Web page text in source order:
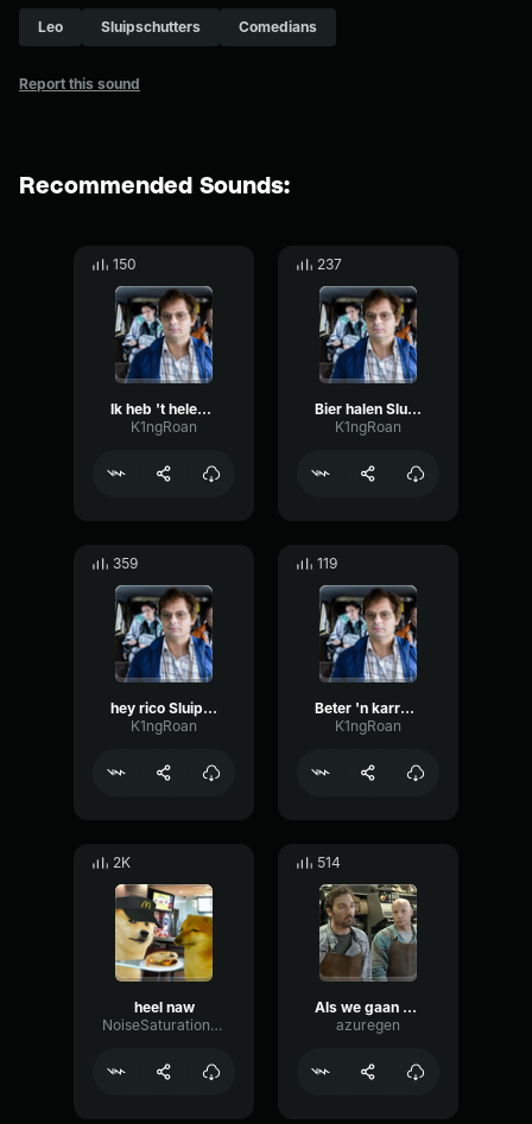
Leo Sluipschutters Comedians
Report this sound
Recommended Sounds:
150
Ik heb 't helemaal gehad sluipschutters
K1ngRoan
237
Bier halen Sluipschutters
K1ngRoan
359
hey rico Sluipschutters
K1ngRoan
119
Beter 'n karretje pakken Sluipschutters
K1ngRoan
2K
heel naw
NoiseSaturationRing71712
514
Als we gaan schreeuwen, dan help ik u niet
azuregen